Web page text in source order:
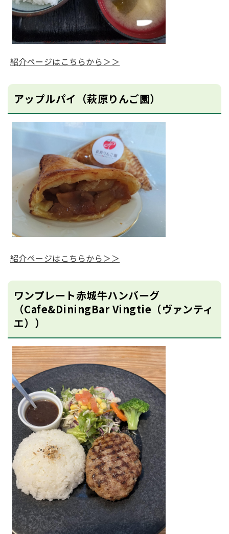
紹介ページはこちらから＞＞
アップルパイ（萩原りんご園）
紹介ページはこちらから＞＞
ワンプレート赤城牛ハンバーグ
（Cafe&DiningBar Vingtie（ヴァンティ
エ））